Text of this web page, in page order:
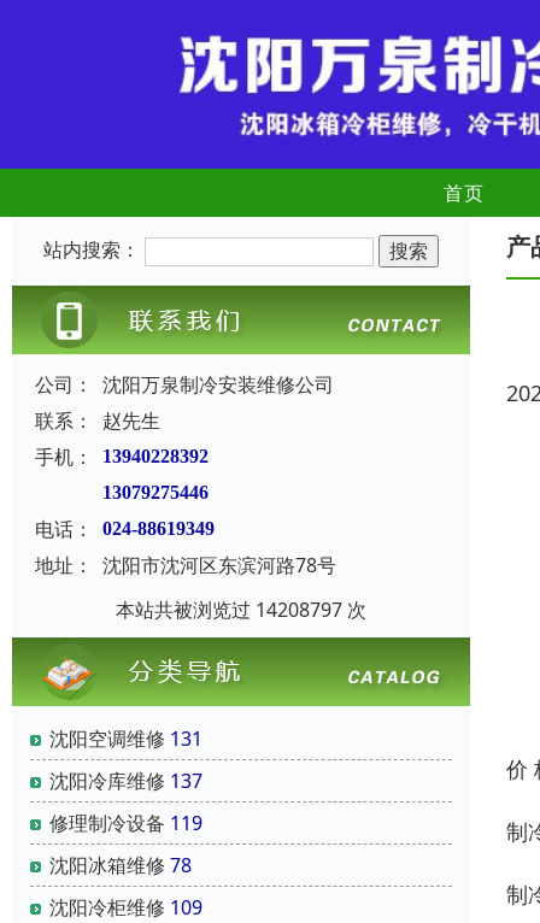
首页
站内搜索：
公司：
沈阳万泉制冷安装维修公司
联系：
赵先生
手机：
13940228392
13079275446
电话： 024-88619349
地址：
沈阳市沈河区东滨河路78号
本站共被浏览过 14208797 次
沈阳空调维修 131
沈阳冷库维修 137
修理制冷设备 119
沈阳冰箱维修 78
沈阳冷柜维修 109
产
价
制
制